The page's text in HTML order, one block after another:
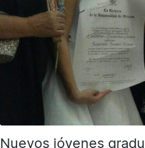
Nuevos jóvenes